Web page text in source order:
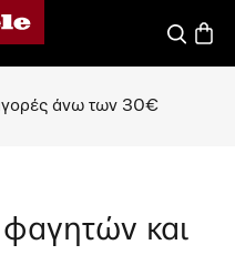
της Miele
άνω των 30€
και